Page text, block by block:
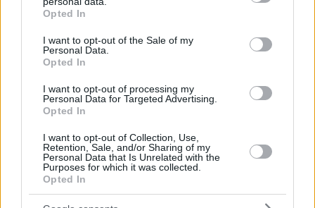
grant or deny consent to Google and its third-party tags to
use your data for below specified purposes in below Google
consent section.
Opted In
I want to opt-out of the Sale of my
Personal Data.
Opted In
I want to opt-out of processing my
Personal Data for Targeted Advertising.
Opted In
I want to opt-out of Collection, Use,
Retention, Sale, and/or Sharing of my
Personal Data that Is Unrelated with the
Purposes for which it was collected.
Opted In
Έρευνα για το περιστατικό με το Marine One και
ΔΕΙΤΕ ΟΛΕΣ ΤΙΣ ΕΙΔΗΣΕΙΣ
ΤΑ ΠΙΟ ΔΗΜΟΦΙΛΗ